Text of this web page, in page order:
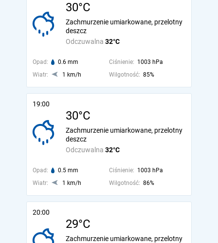
30°C
Odczuwalna 32°C
Zachmurzenie umiarkowane, przelotny
deszcz
Opad: 0.6 mm Ciśnienie: 1003 hPa
Wiatr:
1 km/h Wilgotność: 85%
19:00
30°C
Odczuwalna 32°C
Zachmurzenie umiarkowane, przelotny
deszcz
Opad: 0.5 mm Ciśnienie: 1003 hPa
Wiatr:
1 km/h Wilgotność: 86%
20:00
29°C
Zachmurzenie umiarkowane, przelotny